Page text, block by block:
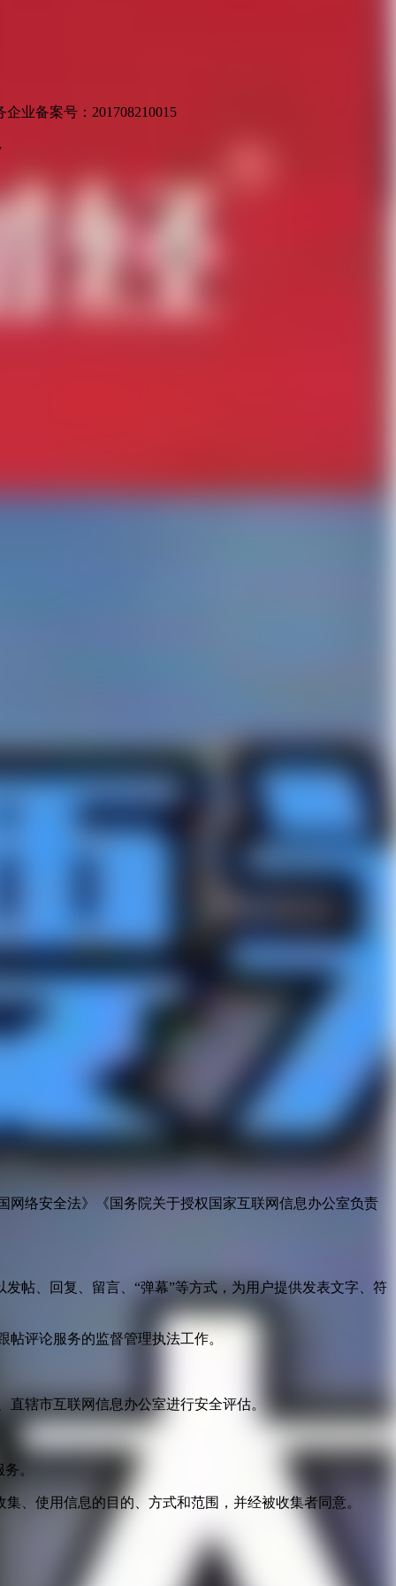
业备案号：201708210015
络安全法》《国务院关于授权国家互联网信息办公室负责
帖、回复、留言、“弹幕”等方式，为用户提供发表文字、符
评论服务的监督管理执法工作。
辖市互联网信息办公室进行安全评估。
。
、使用信息的目的、方式和范围，并经被收集者同意。